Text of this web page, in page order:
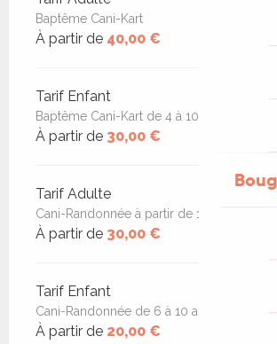
Baptême Cani-Kart
À partir de 40,00 €
Tarif Enfant
Baptême Cani-Kart de 4 à 10 ans gratuit
À partir de 30,00 €
Tarif Adulte
Cani-Randonnée à partir de 11 ans
À partir de 30,00 €
Tarif Enfant
Cani-Randonnée de 6 à 10 ans
À partir de 20,00 €